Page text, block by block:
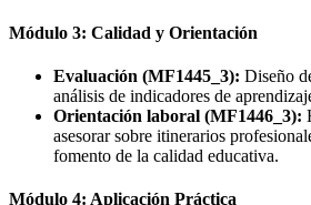
Módulo 3: Calidad y Orientación
Evaluación (MF1445_3): Diseño
análisis de indicadores de
Orientación laboral (MF1446_3):
asesorar sobre itinerarios
fomento de la calidad educativa.
Módulo 4: Aplicación Práctica